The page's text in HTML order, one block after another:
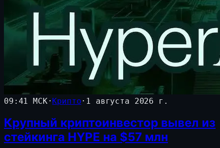
09:41 МСК· Крипто· 1 августа 2026 г.
Крупный криптоинвестор вывел из
стейкинга HYPE на $57 млн